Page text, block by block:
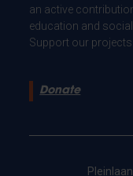
an active
education and
Support our
Donate